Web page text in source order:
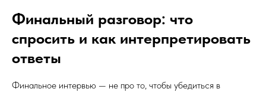
Финальный разговор: что
спросить и как интерпретировать
ответы
Финальное интервью — не про то, чтобы убедиться в